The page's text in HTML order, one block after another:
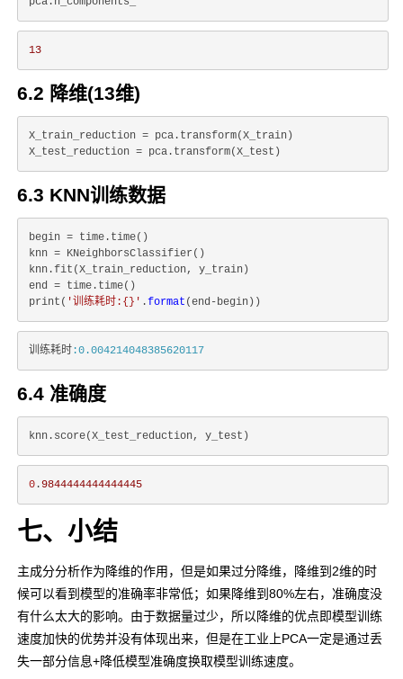
13
6.2 降维(13维)
X_train_reduction = pca.transform(X_train)
6.3 KNN训练数据
begin = time.time()
knn = KNeighborsClassifier()
knn.fit(X_train_reduction, y_train)
end = time.time()
print( '训练耗时:{}' .format
训练耗时 :0.004214048385620117
6.4 准确度
0 .9844444444444445
七、小结
主成分分析作为降维的作用，但是如果过分降维，降维到2维的时
候可以看到模型的准确率非常低；如果降维到80%左右，准确度没
有什么太大的影响。由于数据量过少，所以降维的优点即模型训练
速度加快的优势并没有体现出来，但是在工业上PCA一定是通过丢
失一部分信息+降低模型准确度换取模型训练速度。